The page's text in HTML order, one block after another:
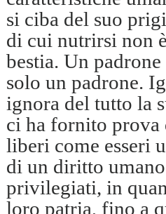
si ciba del suo
di cui nutrirsi non è
bestia. Un
solo un padrone.
ignora del tutto la
ci ha fornito prova
liberi come esseri
di un diritto
privilegiati, in
loro patria, fino a